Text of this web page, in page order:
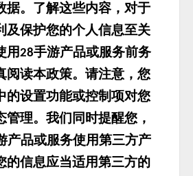
据。了解这些内容，对于
及保护您的个人信息至关
用28手游产品或服务前务
阅读本政策。请注意，您
的设置功能或控制项对您
管理。我们同时提醒您，
产品或服务使用第三方产
的信息应当适用第三方的